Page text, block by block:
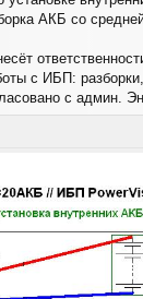
АКБ со
с ИБП:
с админ.